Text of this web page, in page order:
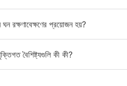
রক্ষণাবেক্ষণের প্রয়োজন হয়?
বৈশিষ্ট্যগুলি কী কী?